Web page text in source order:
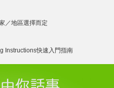
／地區選擇而定
Instructions快速入門指南